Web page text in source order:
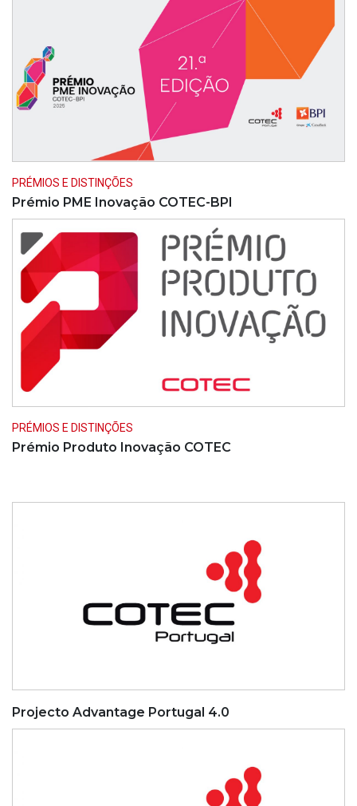
PRÉMIOS E DISTINÇÕES
Prémio PME Inovação COTEC-BPI
PRÉMIOS E DISTINÇÕES
Prémio Produto Inovação COTEC
Projecto Advantage Portugal 4.0